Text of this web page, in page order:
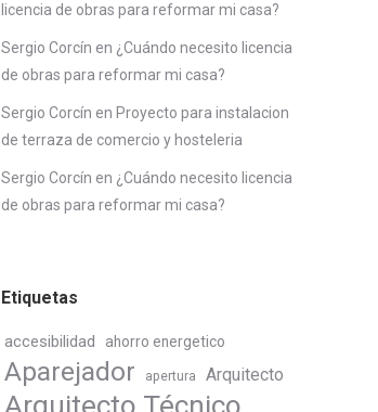
licencia de obras para reformar mi casa?
Sergio Corcín en ¿Cuándo necesito licencia
de obras para reformar mi casa?
Sergio Corcín en Proyecto para instalacion
de terraza de comercio y hosteleria
Sergio Corcín en ¿Cuándo necesito licencia
de obras para reformar mi casa?
Etiquetas
accesibilidad ahorro energetico
Aparejador apertura Arquitecto
Arquitecto Técnico